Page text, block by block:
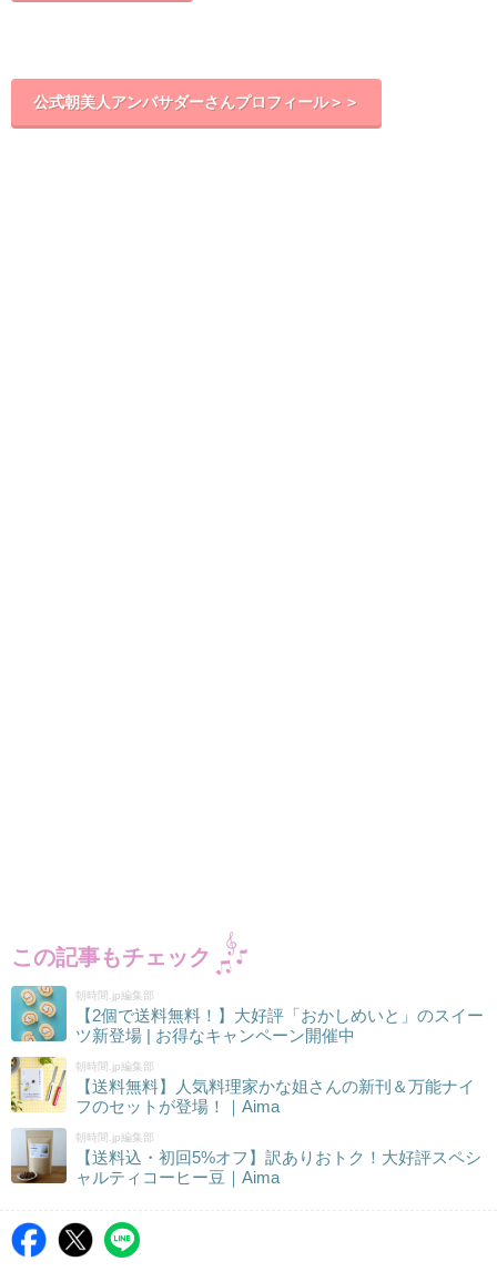
公式朝美人アンバサダーさんプロフィール＞＞
この記事もチェック
朝時間.jp編集部
【2個で送料無料！】大好評「おかしめいと」のスイー
ツ新登場 | お得なキャンペーン開催中
朝時間.jp編集部
【送料無料】人気料理家かな姐さんの新刊＆万能ナイ
フのセットが登場！｜Aima
朝時間.jp編集部
【送料込・初回5%オフ】訳ありおトク！大好評スペシ
ャルティコーヒー豆｜Aima